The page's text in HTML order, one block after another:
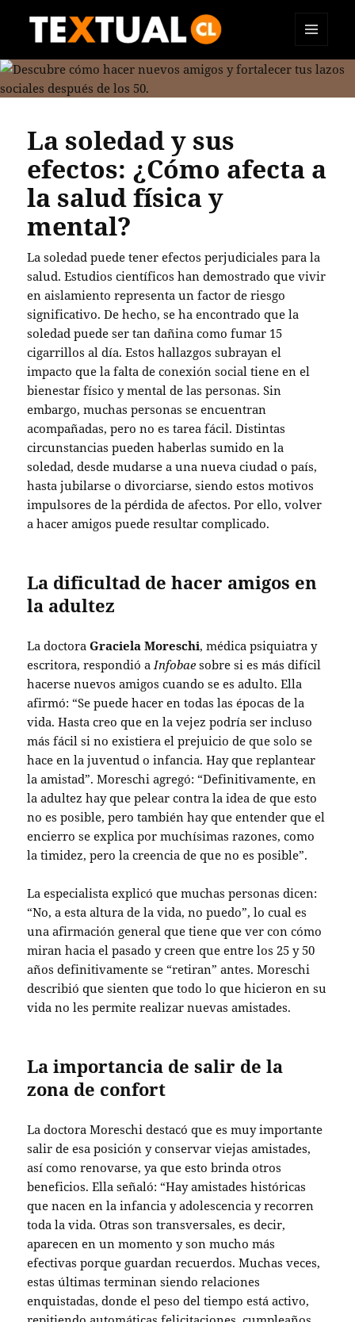
TEXTUAL
Y
La soledad y sus
efectos: ¿Cómo afecta a
la salud física y
mental?
La soledad puede tener efectos perjudiciales para la
salud. Estudios científicos han demostrado que vivir
en aislamiento representa un factor de riesgo
significativo. De hecho, se ha encontrado que la
soledad puede ser tan dañina como fumar 15
cigarrillos al día. Estos hallazgos subrayan el
impacto que la falta de conexión social tiene en el
bienestar físico y mental de las personas. Sin
embargo, muchas personas se encuentran
acompañadas, pero no es tarea fácil. Distintas
circunstancias pueden haberlas sumido en la
soledad, desde mudarse a una nueva ciudad o país,
hasta jubilarse o divorciarse, siendo estos motivos
impulsores de la pérdida de afectos. Por ello, volver
a hacer amigos puede resultar complicado.
La dificultad de hacer amigos en
la adultez
La doctoraGraciela Moreschi, médica psiquiatra y
escritora, respondió a Infobae sobre si es más difícil
hacerse nuevos amigos cuando se es adulto. Ella
afirmó: “Se puede hacer en todas las épocas de la
vida. Hasta creo que en la vejez podría ser incluso
más fácil si no existiera el prejuicio de que solo se
hace en la juventud o infancia. Hay que replantear
la amistad”. Moreschi agregó: “Definitivamente, en
la adultez hay que pelear contra la idea de que esto
no es posible, pero también hay que entender que el
encierro se explica por muchísimas razones, como
la timidez, pero la creencia de que no es posible”.
La especialista explicó que muchas personas dicen:
“No, a esta altura de la vida, no puedo”, lo cual es
una afirmación general que tiene que ver con cómo
miran hacia el pasado y creen que entre los 25 y 50
años definitivamente se “retiran” antes. Moreschi
describió que sienten que todo lo que hicieron en su
vida no les permite realizar nuevas amistades.
La importancia de salir de la
zona de confort
La doctora Moreschi destacó que es muy importante
salir de esa posición y conservar viejas amistades,
así como renovarse, ya que esto brinda otros
beneficios. Ella señaló: “Hay amistades históricas
que nacen en la infancia y adolescencia y recorren
toda la vida. Otras son transversales, es decir,
aparecen en un momento y son mucho más
efectivas porque guardan recuerdos. Muchas veces,
estas últimas terminan siendo relaciones
enquistadas, donde el peso del tiempo está activo,